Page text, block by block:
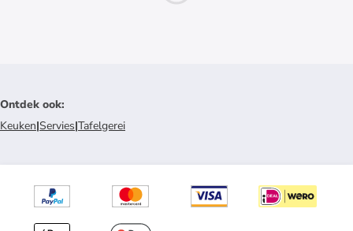
Ontdek ook:
Keuken|Servies|Tafelgerei